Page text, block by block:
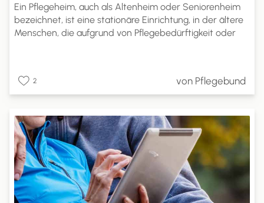
Ein Pflegeheim, auch als Altenheim oder Seniorenheim
bezeichnet, ist eine stationäre Einrichtung, in der ältere
Menschen, die aufgrund von Pflegebedürftigkeit oder
Einrichtungen, die rund um die Uhr professionelle Pflege
und Unterstützung bieten.
2 von Pflegebund